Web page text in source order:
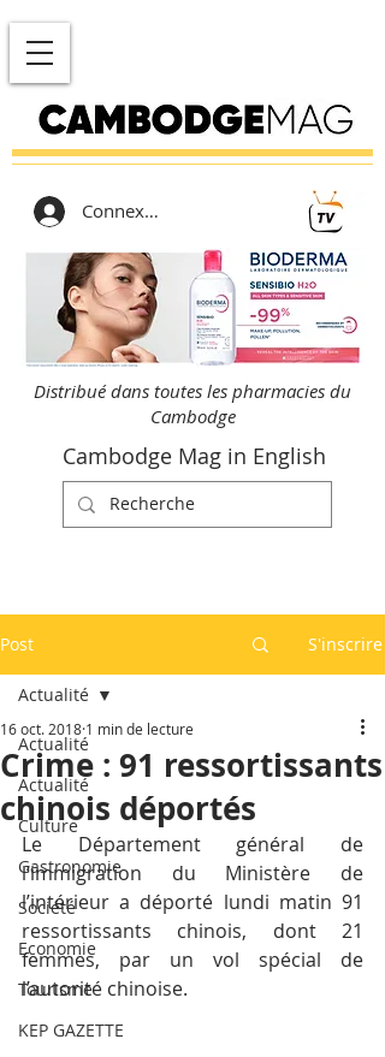
Connexion
Distribué dans toutes les pharmacies du
Cambodge
Cambodge Mag in English
Post S'inscrire
Actualité
Actualité
Culture
Gastronomie
Société
Economie
Tourisme
KEP GAZETTE
Actualité
Crime : 91 ressortissants
chinois déportés
16 oct. 2018 1 min de lecture
Le Département général de
l’immigration du Ministère de
l’intérieur a déporté lundi matin 91
ressortissants chinois, dont 21
femmes, par un vol spécial de
l’autorité chinoise.